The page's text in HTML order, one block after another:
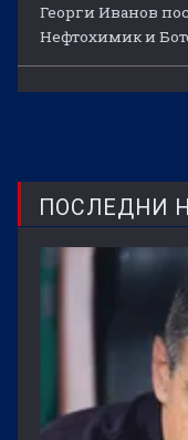
Георги Иванов
Нефтохимик и
ПОСЛЕДНИ